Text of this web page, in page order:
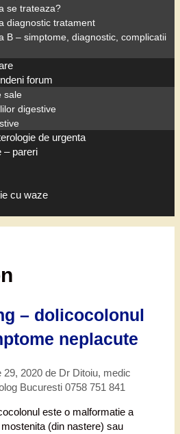
se trateaza?
diagnostic tratament
B – simptome, diagnostic, complicatii
forum
sale
digestive
de urgenta
– pareri
cu waze
– dolicocolonul
neplacute
29, 2020 de Dr Ditoiu, medic
Bucuresti 0758 751 841
este o malformatie a
(din nastere) sau